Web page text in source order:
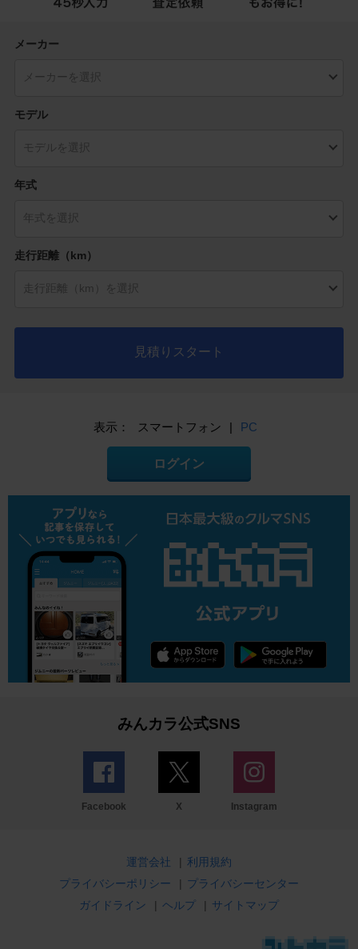
メーカー
モデル
年式
走行距離（km）
見積りスタート
表示： スマートフォン | PC
ログイン
みんカラ公式SNS
Facebook X Instagram
運営会社 | 利用規約
プライバシーポリシー
| プライバシーセンター
ガイドライン
| ヘルプ | サイトマップ